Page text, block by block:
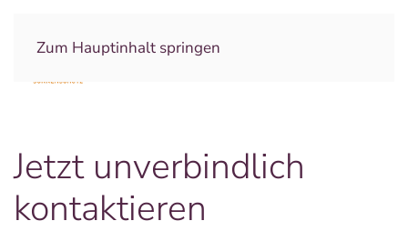
Zum Hauptinhalt springen
Jetzt unverbindlich
kontaktieren